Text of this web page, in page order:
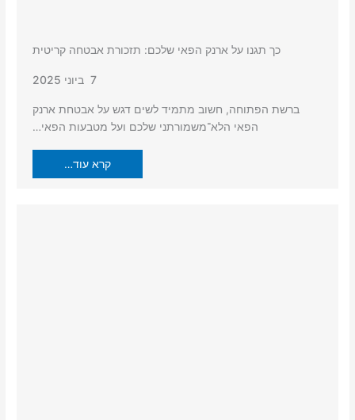
כך תגנו על ארנק הפאי שלכם: תזכורת אבטחה קריטית
7 ביוני 2025
ברשת הפתוחה, חשוב מתמיד לשים דגש על אבטחת ארנק
הפאי הלא־משמורתני שלכם ועל מטבעות הפאי…
קרא עוד…